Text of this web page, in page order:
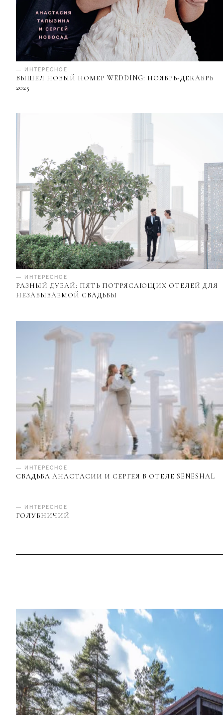
— ИНТЕРЕСНОЕ
ВЫШЕЛ НОВЫЙ НОМЕР WEDDING: НОЯБРЬ-ДЕКАБРЬ
2025
— ИНТЕРЕСНОЕ
РАЗНЫЙ ДУБАЙ: ПЯТЬ ПОТРЯСАЮЩИХ ОТЕЛЕЙ ДЛЯ
НЕЗАБЫВАЕМОЙ СВАДЬБЫ
— ИНТЕРЕСНОЕ
СВАДЬБА АНАСТАСИИ И СЕРГЕЯ В ОТЕЛЕ SENESHAL
— ИНТЕРЕСНОЕ
ГОЛУБНИЧИЙ